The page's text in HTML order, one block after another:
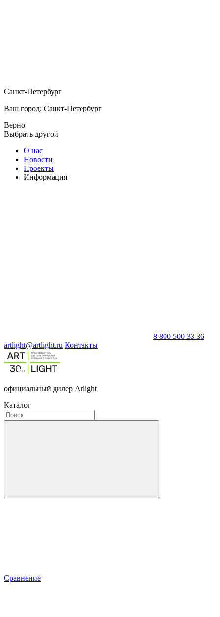
Санкт-Петербург
Ваш город: Санкт-Петербург
Верно
Выбрать другой
О нас
Новости
Проекты
Информация
8 800 500 33 36
artlight@artlight.ru Контакты
официальный дилер Arlight
Каталог
Сравнение